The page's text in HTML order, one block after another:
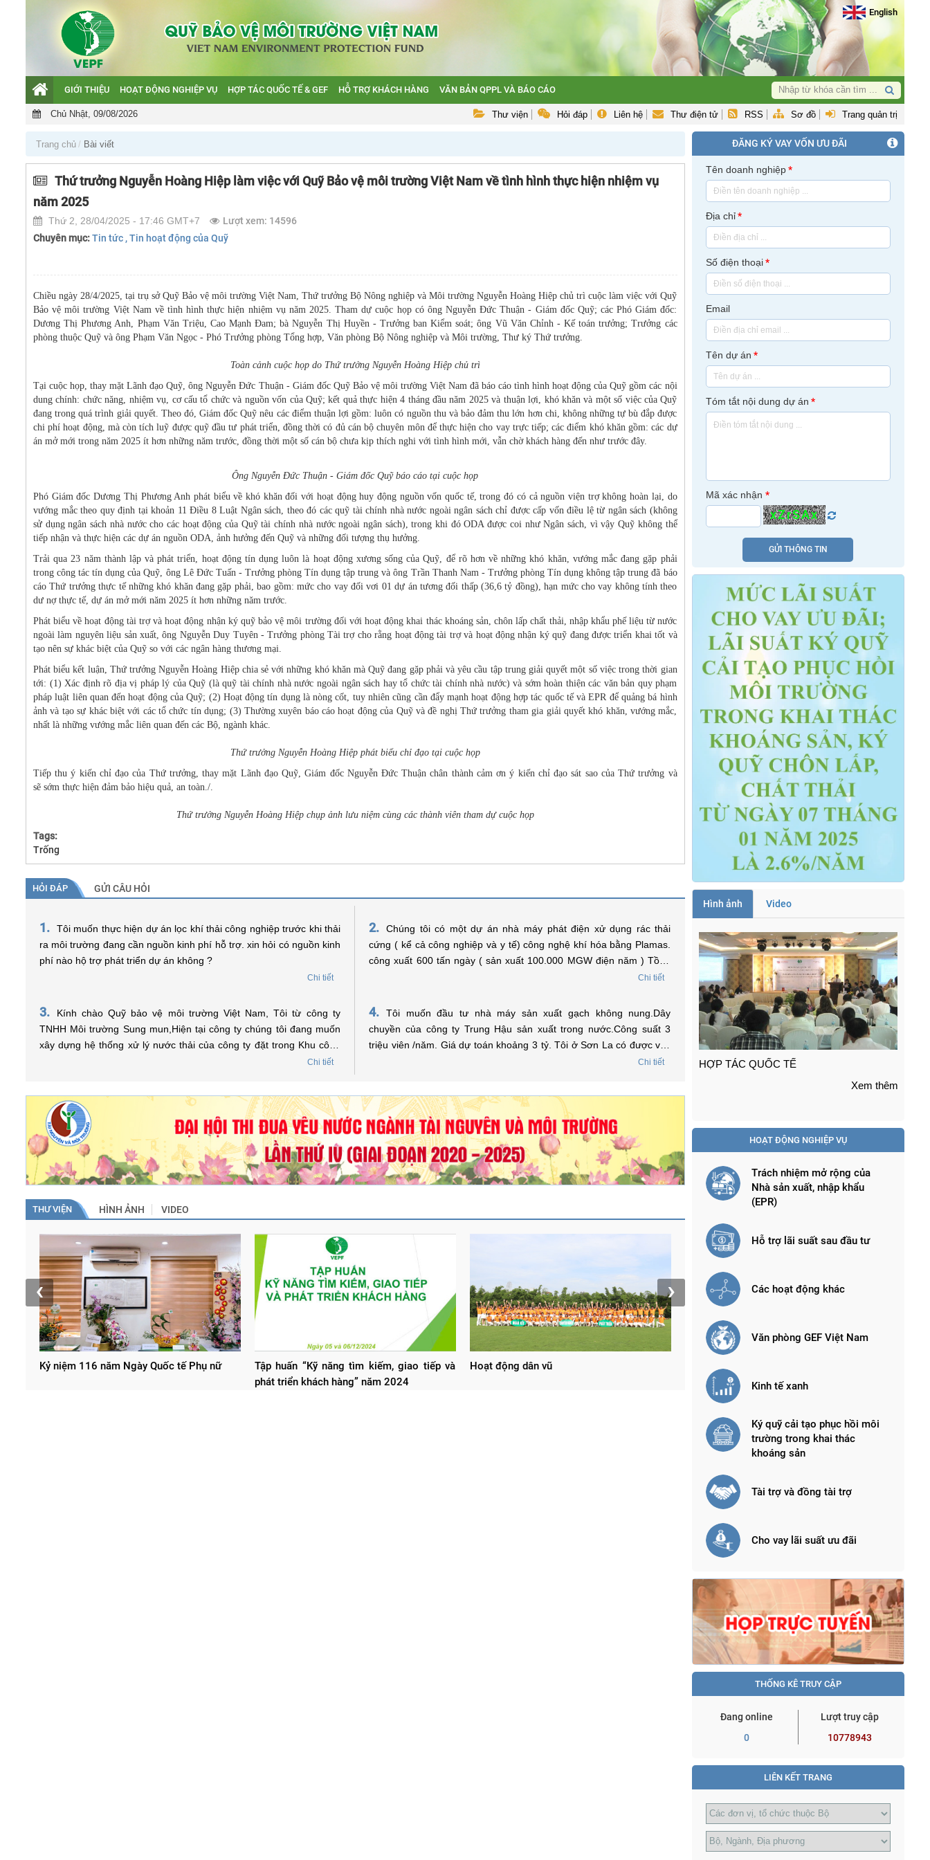
English
GIỚI THIỆU HOẠT ĐỘNG NGHIỆP VỤ HỢP TÁC QUỐC TẾ & GEF HỖ TRỢ KHÁCH HÀNG VĂN BẢN QPPL VÀ BÁO CÁO
Thư viện Hỏi đáp Liên hệ Thư điện tử RSS Sơ đồ Trang quản trị
Chủ Nhật, 09/08/2026
Giới thiệu
Trang chủ Bài viết
Thứ trưởng Nguyễn Hoàng Hiệp làm việc với Quỹ Bảo vệ môi trường Việt Nam về tình hình thực hiện nhiệm vụ
năm 2025
Thứ 2, 28/04/2025 - 17:46 GMT+7
Lượt xem: 14596
Chuyên mục:Tin tức , Tin hoạt động của Quỹ
Chiều ngày 28/4/2025, tại trụ sở Quỹ Bảo vệ môi trường Việt Nam, Thứ trưởng Bộ Nông nghiệp và Môi trường Nguyễn Hoàng Hiệp chủ trì cuộc làm việc với Quỹ
Bảo vệ môi trường Việt Nam về tình hình thực hiện nhiệm vụ năm 2025. Tham dự cuộc họp có ông Nguyễn Đức Thuận - Giám đốc Quỹ; các Phó Giám đốc:
Dương Thị Phương Anh, Phạm Văn Triệu, Cao Mạnh Đam; bà Nguyễn Thị Huyền - Trưởng ban Kiểm soát; ông Vũ Văn Chỉnh - Kế toán trưởng; Trưởng các
phòng thuộc Quỹ và ông Phạm Văn Ngọc - Phó Trưởng phòng Tổng hợp, Văn phòng Bộ Nông nghiệp và Môi trường, Thư ký Thứ trưởng.
Toàn cảnh cuộc họp do Thứ trưởng Nguyễn Hoàng Hiệp chủ trì
Tại cuộc họp, thay mặt Lãnh đạo Quỹ, ông Nguyễn Đức Thuận - Giám đốc Quỹ Bảo vệ môi trường Việt Nam đã báo cáo tình hình hoạt động của Quỹ gồm các nội
dung chính: chức năng, nhiệm vụ, cơ cấu tổ chức và nguồn vốn của Quỹ; kết quả thực hiện 4 tháng đầu năm 2025 và thuận lợi, khó khăn và một số việc của Quỹ
đang trong quá trình giải quyết. Theo đó, Giám đốc Quỹ nêu các điểm thuận lợi gồm: luôn có nguồn thu và bảo đảm thu lớn hơn chi, không những tự bù đắp được
chi phí hoạt động, mà còn tích luỹ được quỹ đầu tư phát triển, đồng thời có đủ cán bộ chuyên môn để thực hiện cho vay trực tiếp; các điểm khó khăn gồm: các dự
án mở mới trong năm 2025 ít hơn những năm trước, đồng thời một số cán bộ chưa kịp thích nghi với tình hình mới, vẫn chờ khách hàng đến như trước đây.
Ông Nguyễn Đức Thuận - Giám đốc Quỹ báo cáo tại cuộc họp
Phó Giám đốc Dương Thị Phương Anh phát biểu về khó khăn đối với hoạt động huy động nguồn vốn quốc tế, trong đó có cả nguồn viện trợ không hoàn lại, do
vướng mắc theo quy định tại khoản 11 Điều 8 Luật Ngân sách, theo đó các quỹ tài chính nhà nước ngoài ngân sách chỉ được cấp vốn điều lệ từ ngân sách (không
sử dụng ngân sách nhà nước cho các hoạt động của Quỹ tài chính nhà nước ngoài ngân sách), trong khi đó ODA được coi như Ngân sách, vì vậy Quỹ không thể
tiếp nhận và thực hiện các dự án nguồn ODA, ảnh hưởng đến Quỹ và những đối tượng thụ hưởng.
Trải qua 23 năm thành lập và phát triển, hoạt động tín dụng luôn là hoạt động xương sống của Quỹ, để rõ hơn về những khó khăn, vướng mắc đang gặp phải
trong công tác tín dụng của Quỹ, ông Lê Đức Tuấn - Trưởng phòng Tín dụng tập trung và ông Trần Thanh Nam - Trưởng phòng Tín dụng không tập trung đã báo
cáo Thứ trưởng thực tế những khó khăn đang gặp phải, bao gồm: mức cho vay đối vơi 01 dự án tương đối thấp (36,6 tỷ đồng), hạn mức cho vay không tính theo
dư nợ thực tế, dự án mở mới năm 2025 ít hơn những năm trước.
Phát biểu về hoạt động tài trợ và hoạt động nhận ký quỹ bảo vệ môi trường đối với hoạt động khai thác khoáng sản, chôn lấp chất thải, nhập khẩu phế liệu từ nước
ngoài làm nguyên liệu sản xuất, ông Nguyễn Duy Tuyên - Trưởng phòng Tài trợ cho rằng hoạt động tài trợ và hoạt động nhận ký quỹ đang được triển khai tốt và
tạo nên sự khác biệt của Quỹ so với các ngân hàng thương mại.
Phát biểu kết luận, Thứ trưởng Nguyễn Hoàng Hiệp chia sẻ với những khó khăn mà Quỹ đang gặp phải và yêu cầu tập trung giải quyết một số việc trong thời gian
tới: (1) Xác định rõ địa vị pháp lý của Quỹ (là quỹ tài chính nhà nước ngoài ngân sách hay tổ chức tài chính nhà nước) và sớm hoàn thiện các văn bản quy phạm
pháp luật liên quan đến hoạt động của Quỹ; (2) Hoạt động tín dụng là nòng cốt, tuy nhiên cũng cần đẩy mạnh hoạt động hợp tác quốc tế và EPR để quảng bá hình
ảnh và tạo sự khác biệt với các tổ chức tín dụng; (3) Thường xuyên báo cáo hoạt động của Quỹ và đề nghị Thứ trưởng tham gia giải quyết khó khăn, vướng mắc,
nhất là những vướng mắc liên quan đến các Bộ, ngành khác.
Thứ trưởng Nguyễn Hoàng Hiệp phát biểu chỉ đạo tại cuộc họp
Tiếp thu ý kiến chỉ đạo của Thứ trưởng, thay mặt Lãnh đạo Quỹ, Giám đốc Nguyễn Đức Thuận chân thành cảm ơn ý kiến chỉ đạo sát sao của Thứ trưởng và
sẽ sớm thực hiện đảm bảo hiệu quả, an toàn./.
Thứ trưởng Nguyễn Hoàng Hiệp chụp ảnh lưu niệm cùng các thành viên tham dự cuộc họp
Tags:
Trống
HỎI ĐÁP GỬI CÂU HỎI
1.
Tôi muốn thực hiện dự án lọc khí thải công nghiệp trước khi thải
ra môi trường đang cần nguồn kinh phí hỗ trợ. xin hỏi có nguồn kinh
phí nào hộ trợ phát triển dự án không ?
Chi tiết
2.
Chúng tôi có một dự án nhà máy phát điện xử dụng rác thải
cứng ( kể cả công nghiệp và y tế) công nghệ khí hóa bằng Plamas.
công xuất 600 tấn ngày ( sản xuất 100.000 MGW điện năm ) Tồng
vốn đầu tư 60 triệu USD. Xin được hỏi có thể xin hổ trợ về lãi xuất để
Chi tiết
3.
Kính chào Quỹ bảo vệ môi trường Việt Nam, Tôi từ công ty
TNHH Môi trường Sung mun,Hiện tại công ty chúng tôi đang muốn
xây dựng hệ thống xử lý nước thải của công ty đặt trong Khu công
Chi tiết
4.
Tôi muốn đầu tư nhà máy sản xuất gạch không nung.Dây
chuyền của công ty Trung Hậu sản xuất trong nước.Công suất 3
triệu viên /năm. Giá dự toán khoảng 3 tỷ. Tôi ở Sơn La có được vay
vốn của quỹ bảo vệ môi trường việt Nam không? Nếu được tôi liên
Chi tiết
THƯ VIỆN HÌNH ẢNH VIDEO
Kỷ niệm 116 năm Ngày Quốc tế Phụ nữ
Tập huấn “Kỹ năng tìm kiếm, giao tiếp và
phát triển khách hàng” năm 2024
Hoạt động dân vũ Hoạt động văn nghệ của Quỹ
‹ ›
ĐĂNG KÝ VAY VỐN ƯU ĐÃI
Tên doanh nghiệp*
Địa chỉ*
Số điện thoại*
Email
Tên dự án *
Tóm tắt nội dung dự án *
Mã xác nhận *
xZrSAx
GỬI THÔNG TIN
Hình ảnh Video
Xem thêm
SỰ KIỆN MÔI TRƯỜNG
TRỢ GIÁ VÀ HỖ TRỢ GIÁ ( Dự án nhà
HOẠT ĐỘNG NGHIỆP VỤ
Trách nhiệm mở rộng của
Nhà sản xuất, nhập khẩu
(EPR)
Hỗ trợ lãi suất sau đầu tư
Các hoạt động khác
Văn phòng GEF Việt Nam
Kinh tế xanh
Ký quỹ cải tạo phục hồi môi
trường trong khai thác
khoáng sản
Tài trợ và đồng tài trợ
Cho vay lãi suất ưu đãi
THỐNG KÊ TRUY CẬP
Đang online
0
Lượt truy cập
10778943
LIÊN KẾT TRANG